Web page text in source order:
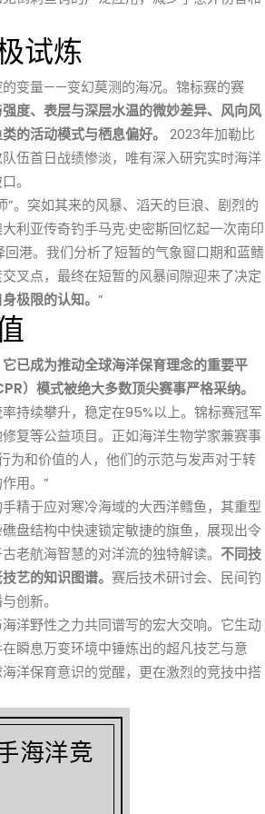
试炼
变量——变幻莫测的海况。锦标赛的赛
度、表层与深层水温的微妙差异、风向风
的活动模式与栖息偏好。
2023年加勒比
伍首日战绩惨淡，唯有深入研究实时海洋
。
。突如其来的风暴、滔天的巨浪、剧烈的
利亚传奇钓手马克·史密斯回忆起一次南印
港。我们分析了短暂的气象窗口期和蓝鳍
叉点，最终在短暂的风暴间隙迎来了决定
极限的认知。 ”
它已成为推动全球海洋保育理念的重要平
模式被绝大多数顶尖赛事严格采纳。
持续攀升，稳定在95%以上。锦标赛冠军
复等公益项目。正如海洋生物学家兼赛事
为和价值的人，他们的示范与发声对于转
用。”
精于应对寒冷海域的大西洋鳕鱼，其重型
盘结构中快速锁定敏捷的旗鱼，展现出令
老航海智慧的对洋流的独特解读。 不同技
艺的知识图谱。 赛后技术研讨会、民间钓
创新。
洋野性之力共同谱写的宏大交响。它生动
瞬息万变环境中锤炼出的超凡技艺与意
洋保育意识的觉醒，更在激烈的竞技中搭